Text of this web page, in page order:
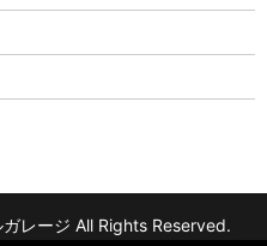
レージ All Rights Reserved.